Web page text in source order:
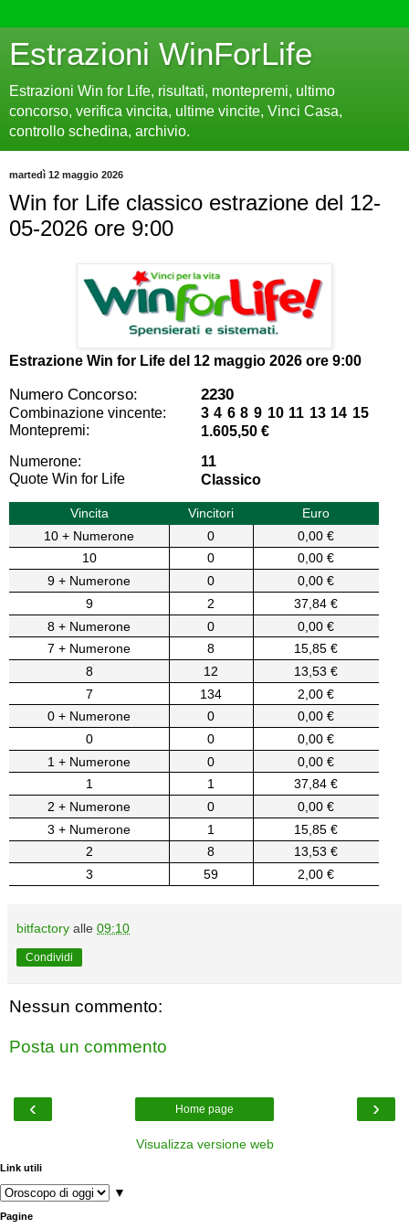
Estrazioni WinForLife
Estrazioni Win for Life, risultati, montepremi, ultimo
concorso, verifica vincita, ultime vincite, Vinci Casa,
controllo schedina, archivio.
martedì 12 maggio 2026
Win for Life classico estrazione del 12-
05-2026 ore 9:00
Estrazione Win for Life del 12 maggio 2026 ore 9:00
Numero Concorso: 2230
Combinazione vincente:
3 4 6 8 9 10 11 13 14 15
Montepremi:
1.605,50 €
Numerone:
11
Quote Win for Life
Classico
Vincita Vincitori
Euro
10 + Numerone
0
0,00 €
10
0
0,00 €
9 + Numerone
0
0,00 €
9
2
37,84 €
8 + Numerone
0
0,00 €
7 + Numerone
8
15,85 €
8
12
13,53 €
7
134
2,00 €
0 + Numerone
0
0,00 €
0
0
0,00 €
1 + Numerone
0
0,00 €
1
1
37,84 €
2 + Numerone
0
0,00 €
3 + Numerone
1
15,85 €
2
8
13,53 €
3
59 2,00 €
bitfactory alle 09:10
Condividi
Nessun commento:
Posta un commento
‹ ›
Home page
Visualizza versione web
Link utili
▼
Pagine